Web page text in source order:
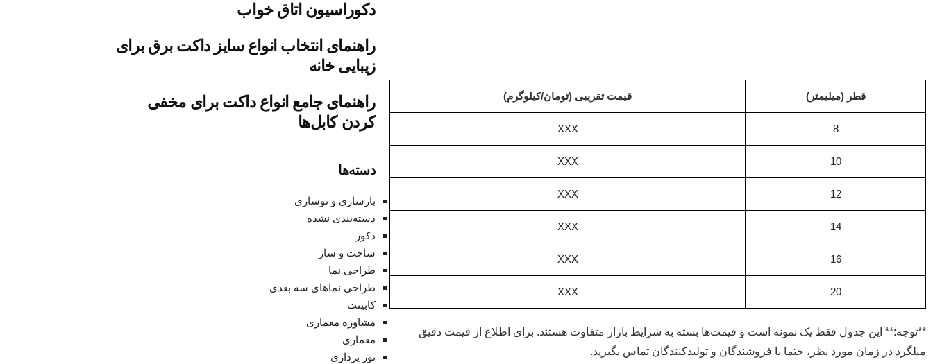
قطر (میلیمتر) قیمت تقریبی (تومان/کیلوگرم)
8
XXX
10
XXX
12
XXX
14
XXX
16
XXX
20
XXX
**توجه:** این جدول فقط یک نمونه است و قیمت‌ها بسته به شرایط بازار متفاوت هستند. برای اطلاع از قیمت دقیق
میلگرد در زمان مورد نظر، حتما با فروشندگان و تولیدکنندگان تماس بگیرید.
دکوراسیون اتاق خواب
راهنمای انتخاب انواع سایز داکت برق برای
زیبایی خانه
راهنمای جامع انواع داکت برای مخفی
کردن کابل‌ها
دسته‌ها
بازسازی و نوسازی
دسته‌بندی نشده
دکور
ساخت و ساز
طراحی نما
طراحی نماهای سه بعدی
کابینت
مشاوره معماری
معماری
نور پردازی